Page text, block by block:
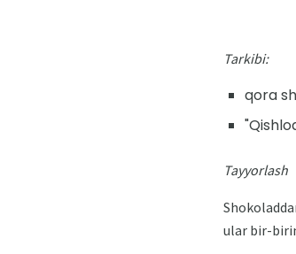
Tarkibi:
qora
Tayyorlash
ular bir-